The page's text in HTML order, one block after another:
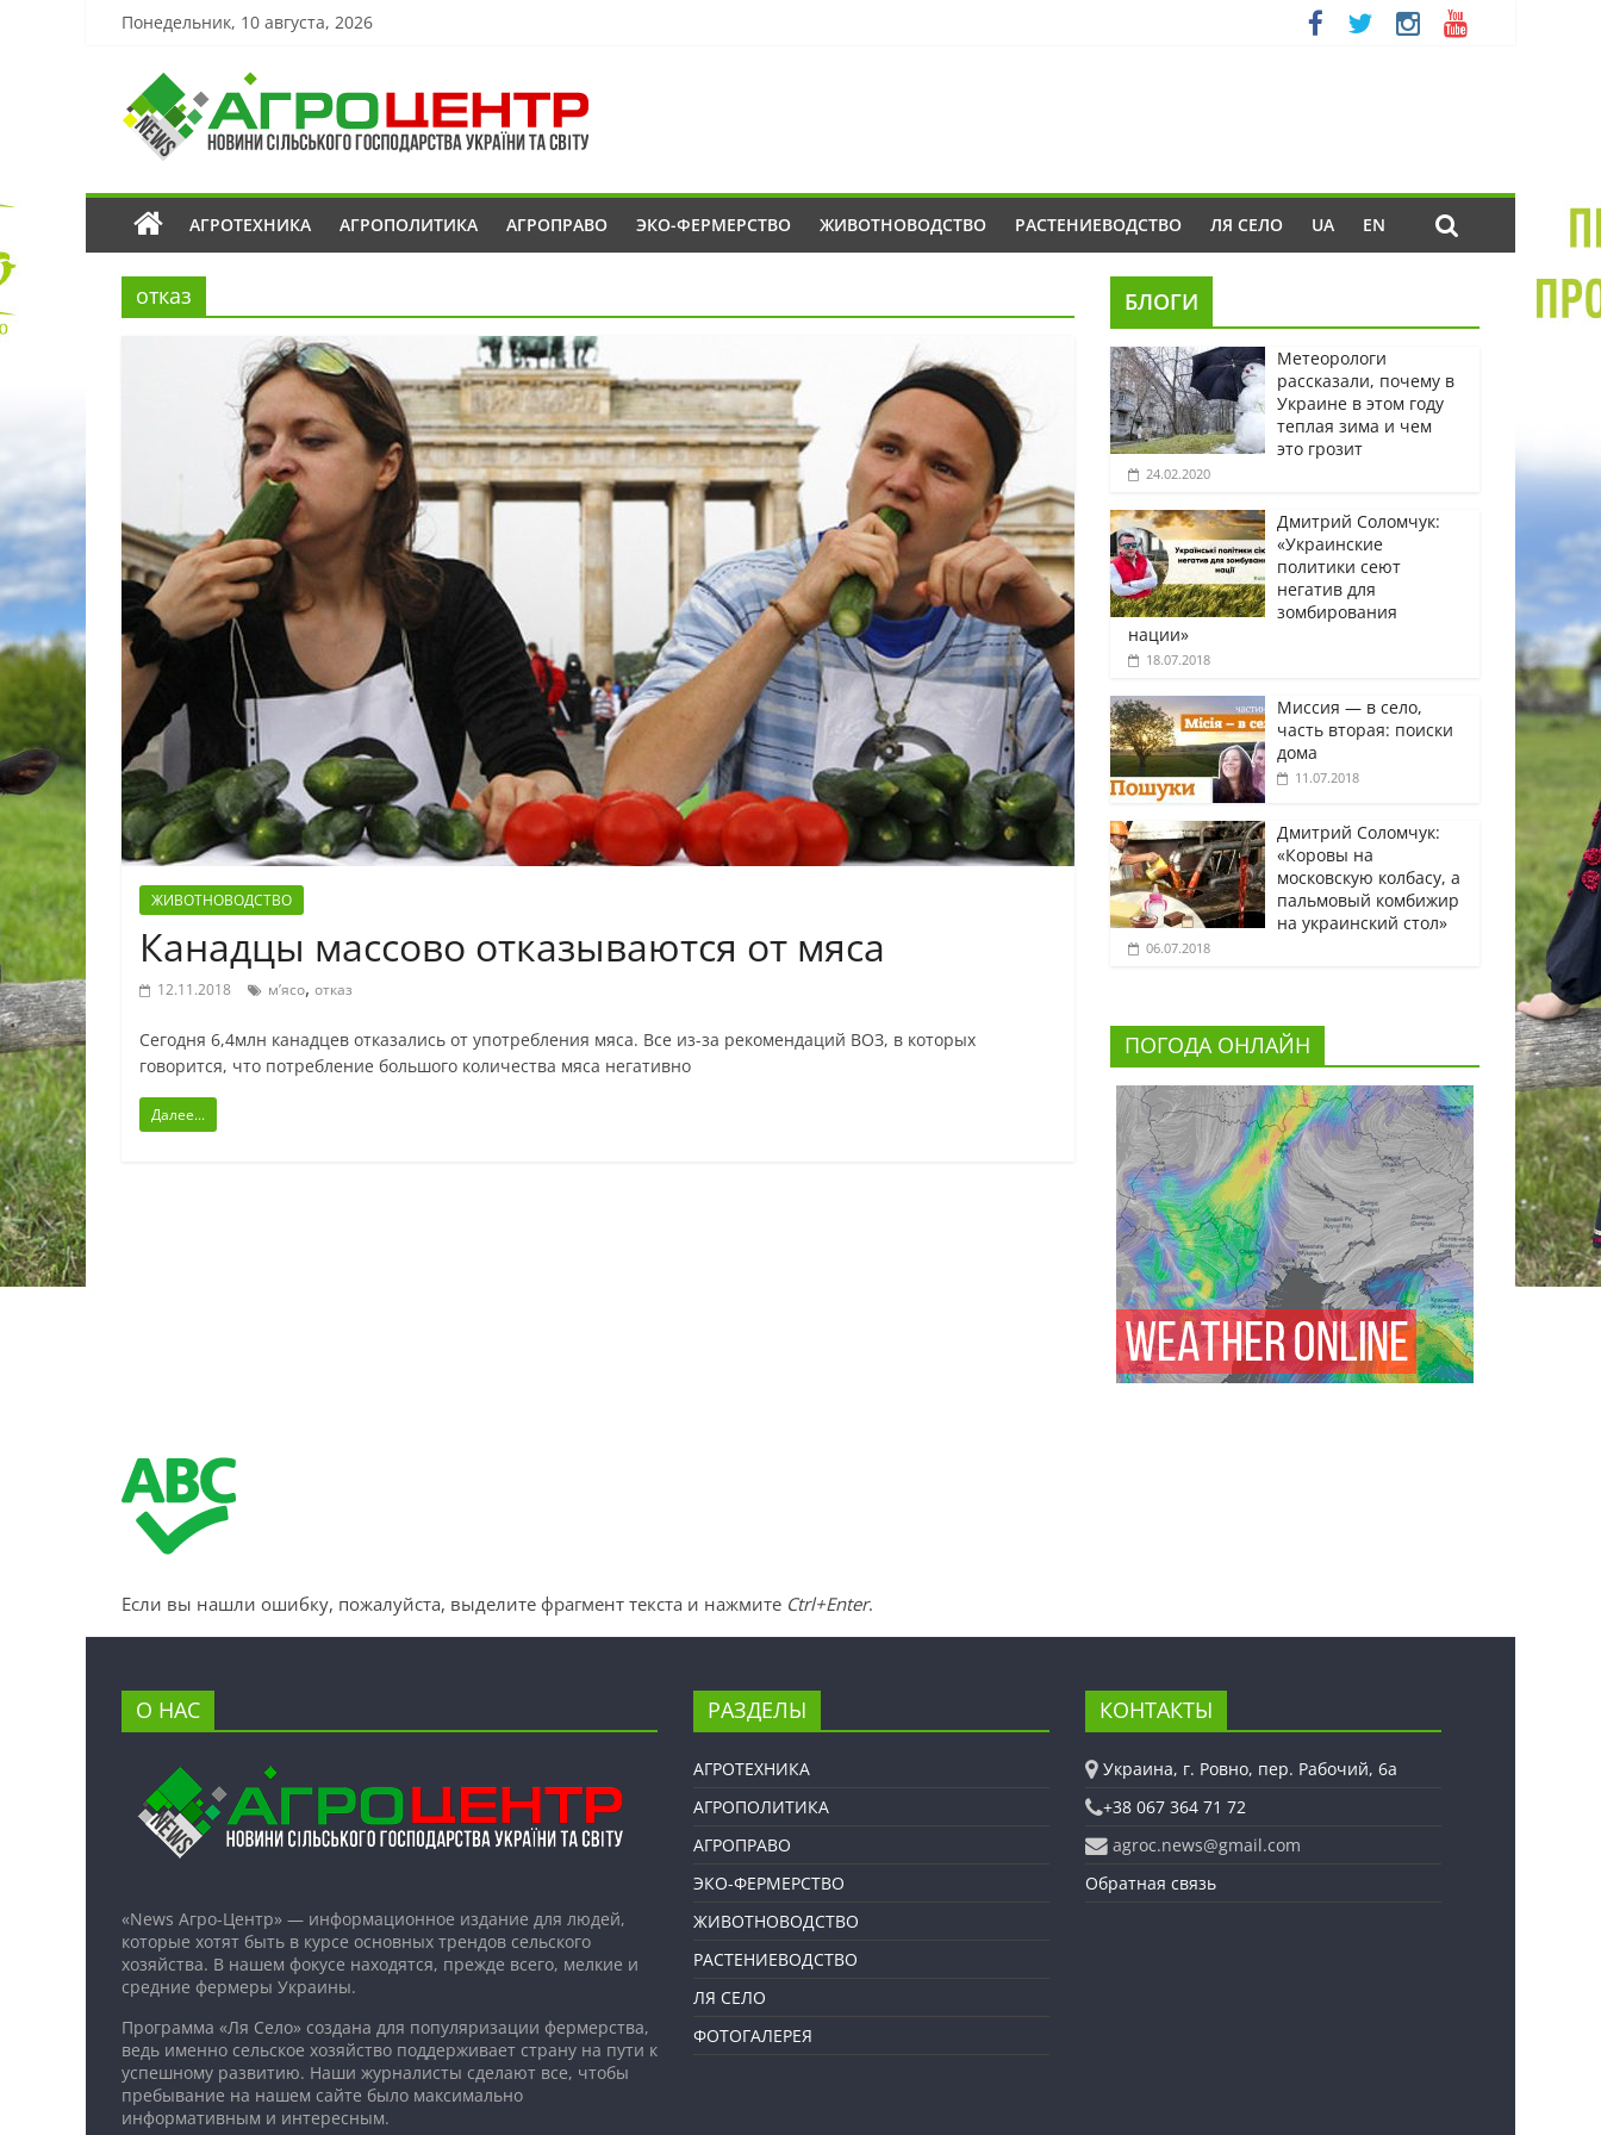
Понедельник, 10 августа, 2026
АГРОТЕХНИКА АГРОПОЛИТИКА АГРОПРАВО ЭКО-ФЕРМЕРСТВО ЖИВОТНОВОДСТВО РАСТЕНИЕВОДСТВО ЛЯ СЕЛО UA EN
отказ
ЖИВОТНОВОДСТВО
Канадцы массово отказываются от мяса
12.11.2018 м’ясо, отказ
Сегодня 6,4млн канадцев отказались от употребления мяса. Все из-за рекомендаций ВОЗ, в которых
говорится, что потребление большого количества мяса негативно
Далее...
БЛОГИ
Метеорологи
рассказали, почему в
Украине в этом году
теплая зима и чем
это грозит
24.02.2020
Дмитрий Соломчук:
«Украинские
политики сеют
негатив для
зомбирования
нации»
18.07.2018
Миссия — в село,
часть вторая: поиски
дома
11.07.2018
Дмитрий Соломчук:
«Коровы на
московскую колбасу, а
пальмовый комбижир
на украинский стол»
06.07.2018
ПОГОДА ОНЛАЙН
Если вы нашли ошибку, пожалуйста, выделите фрагмент текста и нажмите Ctrl+Enter.
О НАС
«News Агро-Центр» — информационное издание для людей,
которые хотят быть в курсе основных трендов сельского
хозяйства. В нашем фокусе находятся, прежде всего, мелкие и
средние фермеры Украины.
Программа «Ля Село» создана для популяризации фермерства,
ведь именно сельское хозяйство поддерживает страну на пути к
успешному развитию. Наши журналисты сделают все, чтобы
пребывание на нашем сайте было максимально
информативным и интересным.
РАЗДЕЛЫ
АГРОТЕХНИКА
АГРОПОЛИТИКА
АГРОПРАВО
ЭКО-ФЕРМЕРСТВО
ЖИВОТНОВОДСТВО
РАСТЕНИЕВОДСТВО
ЛЯ СЕЛО
ФОТОГАЛЕРЕЯ
КОНТАКТЫ
Украина, г. Ровно, пер. Рабочий, 6а
+38 067 364 71 72
agroc.news@gmail.com
Обратная связь